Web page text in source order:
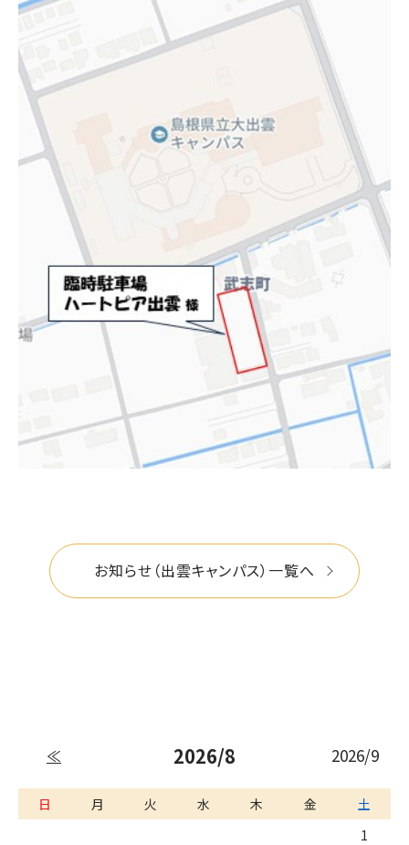
お知らせ（出雲キャンパス）一覧へ
≪ 2026/8 2026/9
日 月 火 水 木 金
土
1